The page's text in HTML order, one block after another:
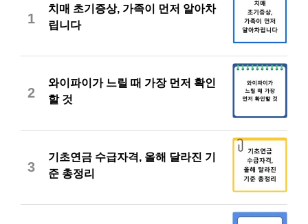
1
치매 초기증상, 가족이 먼저 알아차
립니다
2
와이파이가 느릴 때 가장 먼저 확인
할 것
3
기초연금 수급자격, 올해 달라진 기
준 총정리